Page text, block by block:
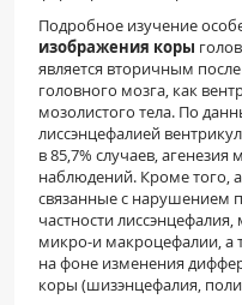
Подробное изучение
изображения коры
является вторичным
головного мозга, как
мозолистого тела. По
лиссэнцефалией
в 85,7% случаев, агенезия
наблюдений. Кроме того,
связанные с нарушением
частности
микро-и макроцефалии, а
на фоне изменения
коры (шизэнцефалия,